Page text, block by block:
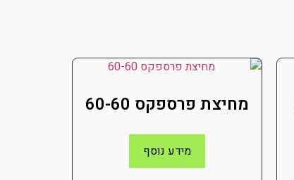
מחיצת פרספקס 60-60
מידע נוסף